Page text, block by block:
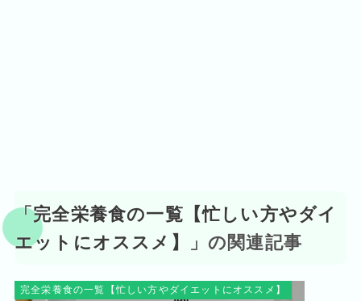
「完全栄養食の一覧【忙しい方やダイ
エットにオススメ】
」の関連記事
完全栄養食の一覧【忙しい方やダイエットにオススメ】